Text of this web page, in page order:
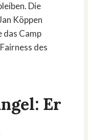
Die
Köppen
das Camp
des
Er